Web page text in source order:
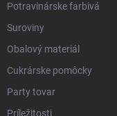
Potravinárske farbivá
Suroviny
Obalový materiál
Cukrárske pomôcky
Party tovar
Príležitosti